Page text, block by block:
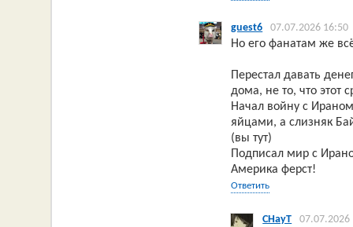
guest6 07.07.2026 16:50
Но его фанатам же
Перестал давать
дома, не то, что этот
Начал войну с
яйцами, а слизняк
(вы тут)
Подписал мир с
Америка ферст!
Ответить
CHayT 07.07.2026